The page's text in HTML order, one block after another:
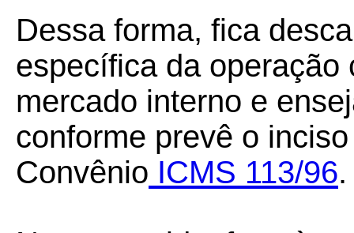
Dessa forma, fica
específica da operação
mercado interno e
conforme prevê o
Convênio ICMS 113/96.